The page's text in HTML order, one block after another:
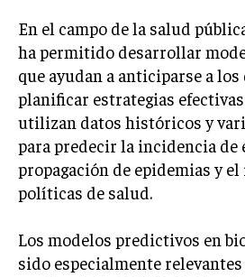
En el campo de la salud
ha permitido desarrollar
que ayudan a anticiparse a los
planificar estrategias
utilizan datos históricos y
para predecir la incidencia de
propagación de epidemias y
políticas de salud.
Los modelos predictivos en
sido especialmente